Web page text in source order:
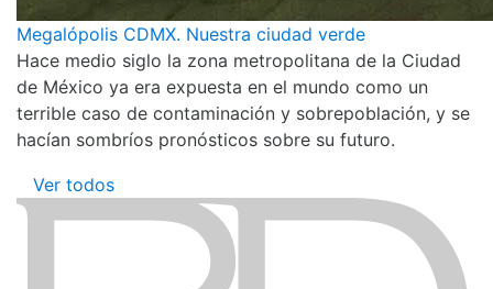
Megalópolis CDMX. Nuestra ciudad verde
Hace medio siglo la zona metropolitana de la Ciudad
de México ya era expuesta en el mundo como un
terrible caso de contaminación y sobrepoblación, y se
hacían sombríos pronósticos sobre su futuro.
Ver todos